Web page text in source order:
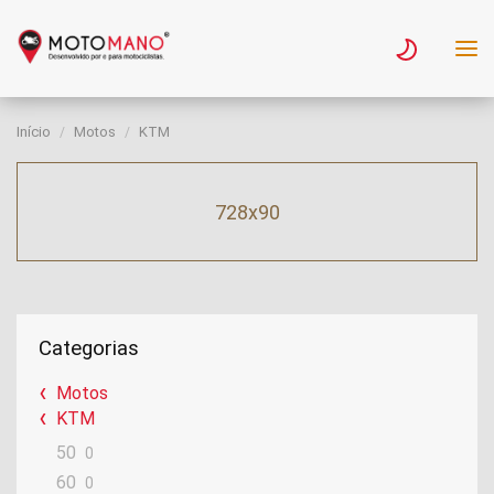
Início Motos KTM
728x90
Categorias
Motos
KTM
50
0
60 0